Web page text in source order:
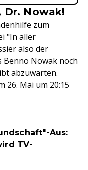
Dr. Nowak!
zum
"In aller
also der
Benno Nowak noch
abzuwarten.
26. Mai um 20:15
Aus:
TV-